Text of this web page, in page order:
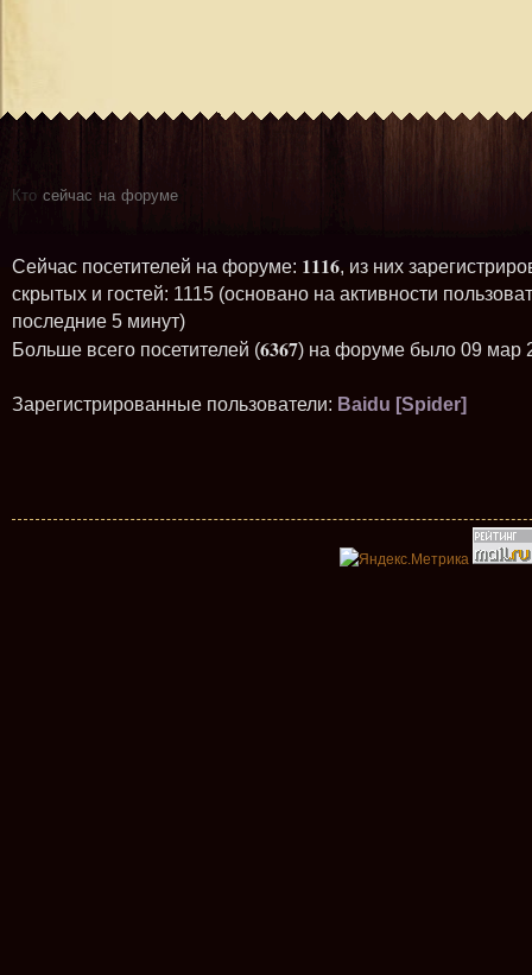
Кто сейчас на форуме
Сейчас посетителей на форуме: 1116, из них
скрытых и гостей: 1115 (основано на активности
последние 5 минут)
Больше всего посетителей (6367) на форуме было 09 мар
Зарегистрированные пользователи: Baidu [Spider]